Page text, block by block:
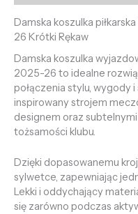
Damska koszulka
26 Krótki Rękaw
Damska koszulka
2025-26 to idealne
połączenia stylu, wygody
inspirowany strojem
designem oraz
tożsamości klubu.
Dzięki dopasowanemu
sylwetce, zapewniając
Lekki i oddychający
się zarówno podczas